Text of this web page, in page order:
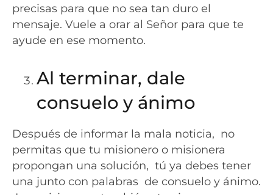
precisas para que no sea tan duro el
mensaje. Vuele a orar al Señor para que te
ayude en ese momento.
Al terminar, dale
consuelo y ánimo
Después de informar la mala noticia, no
permitas que tu misionero o misionera
propongan una solución, tú ya debes tener
una junto con palabras de consuelo y ánimo.